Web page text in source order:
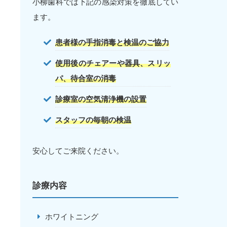
小柳歯科では下記の感染対策を徹底してい
ます。
患者様の手指消毒と検温のご協力
使用後のチェアーや器具、スリッ
パ、待合室の消毒
診療室の空気清浄機の設置
スタッフの毎朝の検温
安心してご来院ください。
診療内容
ホワイトニング